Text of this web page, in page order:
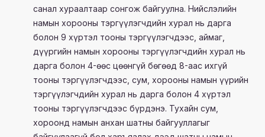
санал хураалтаар сонгож байгуулна. Нийслэлийн
намын хорооны тэргүүлэгчдийн хурал нь дарга
болон 9 хүртэл тооны тэргүүлэгчдээс, аймаг,
дүүргийн намын хорооны тэргүүлэгчдийн хурал нь
дарга болон 4-өөс цөөнгүй бөгөөд 8-аас ихгүй
тооны тэргүүлэгчдээс, сум, хорооны намын үүрийн
тэргүүлэгчдийн хурал нь дарга болон 4 хүртэл
тооны тэргүүлэгчдээс бүрдэнэ. Тухайн сум,
хороонд намын анхан шатны байгууллагыг